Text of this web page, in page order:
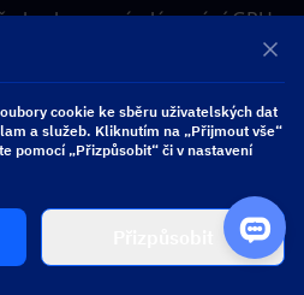
akcelerované plánování GPU
tím, že umožňuje grafické
plánování paměti.
na Vysoký výkon:
cookie ke sběru uživatelských dat
a služeb. Kliknutím na „Přijmout vše“
pomocí „Přizpůsobit“ či v nastavení